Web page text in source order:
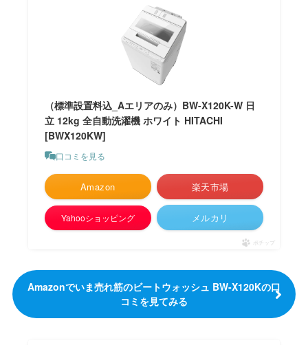
（標準設置料込_Aエリアのみ）BW-X120K-W 日
立 12kg 全自動洗濯機 ホワイト HITACHI
[BWX120KW]
口コミを見る
Amazon 楽天市場
Yahooショッピング メルカリ
ポチップ
Amazonでいま売れ筋のビートウォッシュ BW-X120Kの口
コミを見てみる